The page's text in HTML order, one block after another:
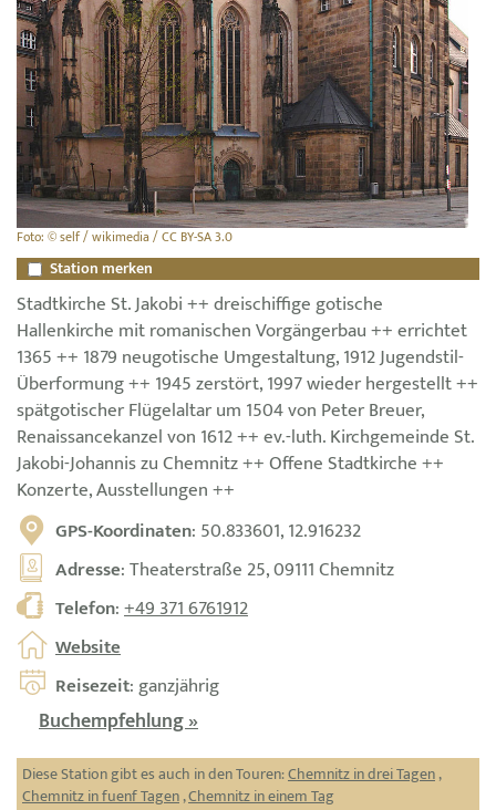
Foto: © self / wikimedia / CC BY-SA 3.0
Station merken
Stadtkirche St. Jakobi ++ dreischiffige gotische
Hallenkirche mit romanischen Vorgängerbau ++ errichtet
1365 ++ 1879 neugotische Umgestaltung, 1912 Jugendstil-
Überformung ++ 1945 zerstört, 1997 wieder hergestellt ++
spätgotischer Flügelaltar um 1504 von Peter Breuer,
Renaissancekanzel von 1612 ++ ev.-luth. Kirchgemeinde St.
Jakobi-Johannis zu Chemnitz ++ Offene Stadtkirche ++
Konzerte, Ausstellungen ++
GPS-Koordinaten: 50.833601, 12.916232
Adresse: Theaterstraße 25, 09111 Chemnitz
Telefon:+49 371 6761912
Website
Reisezeit: ganzjährig
Buchempfehlung »
Diese Station gibt es auch in den Touren:Chemnitz in drei Tagen,
Chemnitz in fuenf Tagen,Chemnitz in einem Tag